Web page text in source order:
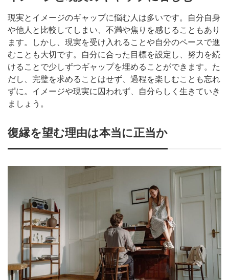
現実とイメージのギャップに悩む人は多いです。自分自身
や他人と比較してしまい、不満や焦りを感じることもあり
ます。しかし、現実を受け入れることや自分のペースで進
むことも大切です。自分に合った目標を設定し、努力を続
けることで少しずつギャップを埋めることができます。た
だし、完璧を求めることはせず、過程を楽しむことも忘れ
ずに。イメージや現実に囚われず、自分らしく生きていき
ましょう。
復縁を望む理由は本当に正当か